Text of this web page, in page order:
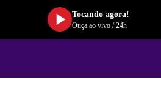
Tocando agora!
Ouça ao vivo/24h